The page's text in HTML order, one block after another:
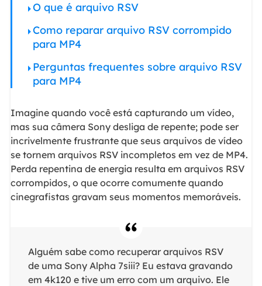
O que é arquivo RSV
Como reparar arquivo RSV corrompido
para MP4
Perguntas frequentes sobre arquivo RSV
para MP4
Imagine quando você está capturando um vídeo,
mas sua câmera Sony desliga de repente; pode ser
incrivelmente frustrante que seus arquivos de vídeo
se tornem arquivos RSV incompletos em vez de MP4.
Perda repentina de energia resulta em arquivos RSV
corrompidos, o que ocorre comumente quando
cinegrafistas gravam seus momentos memoráveis.
Alguém sabe como recuperar arquivos RSV
de uma Sony Alpha 7siii? Eu estava gravando
em 4k120 e tive um erro com um arquivo. Ele